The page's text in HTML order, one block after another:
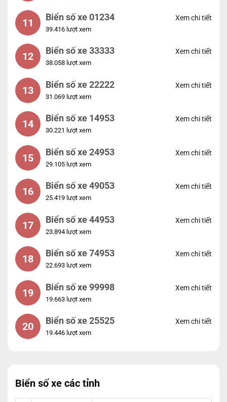
11 Biển số xe 01234
39.416 lượt xem
Xem chi tiết
12 Biển số xe 33333
38.058 lượt xem
Xem chi tiết
13 Biển số xe 22222
31.069 lượt xem
Xem chi tiết
14 Biển số xe 14953
30.221 lượt xem
Xem chi tiết
15 Biển số xe 24953
29.105 lượt xem
Xem chi tiết
16 Biển số xe 49053
25.419 lượt xem
Xem chi tiết
17 Biển số xe 44953
23.894 lượt xem
Xem chi tiết
18 Biển số xe 74953
22.693 lượt xem
Xem chi tiết
19 Biển số xe 99998
19.663 lượt xem
Xem chi tiết
20 Biển số xe 25525
19.446 lượt xem
Xem chi tiết
Biển số xe các tỉnh